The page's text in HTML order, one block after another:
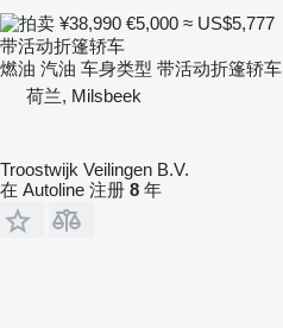
¥38,990 €5,000 ≈ US$5,777
带活动折篷轿车
燃油 汽油 车身类型 带活动折篷轿车
荷兰, Milsbeek
Troostwijk Veilingen B.V.
在 Autoline 注册 8 年